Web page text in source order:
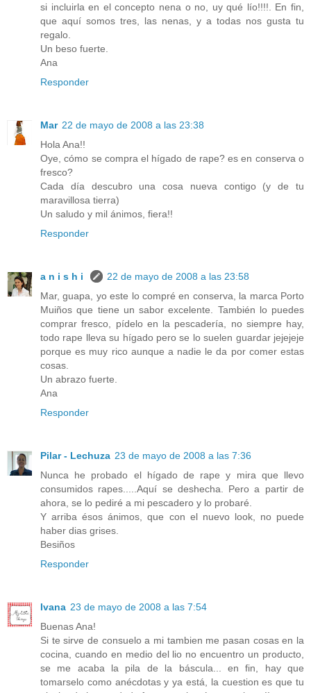
si incluirla en el concepto nena o no, uy qué lío!!!!. En fin,
que aquí somos tres, las nenas, y a todas nos gusta tu
regalo.
Un beso fuerte.
Ana
Responder
Mar 22 de mayo de 2008 a las 23:38
Hola Ana!!
Oye, cómo se compra el hígado de rape? es en conserva o
fresco?
Cada día descubro una cosa nueva contigo (y de tu
maravillosa tierra)
Un saludo y mil ánimos, fiera!!
Responder
a n i s h i
22 de mayo de 2008 a las 23:58
Mar, guapa, yo este lo compré en conserva, la marca Porto
Muiños que tiene un sabor excelente. También lo puedes
comprar fresco, pídelo en la pescadería, no siempre hay,
todo rape lleva su hígado pero se lo suelen guardar jejejeje
porque es muy rico aunque a nadie le da por comer estas
cosas.
Un abrazo fuerte.
Ana
Responder
Pilar - Lechuza 23 de mayo de 2008 a las 7:36
Nunca he probado el hígado de rape y mira que llevo
consumidos rapes.....Aquí se deshecha. Pero a partir de
ahora, se lo pediré a mi pescadero y lo probaré.
Y arriba ésos ánimos, que con el nuevo look, no puede
haber dias grises.
Besiños
Responder
Ivana 23 de mayo de 2008 a las 7:54
Buenas Ana!
Si te sirve de consuelo a mi tambien me pasan cosas en la
cocina, cuando en medio del lio no encuentro un producto,
se me acaba la pila de la báscula... en fin, hay que
tomarselo como anécdotas y ya está, la cuestion es que tu